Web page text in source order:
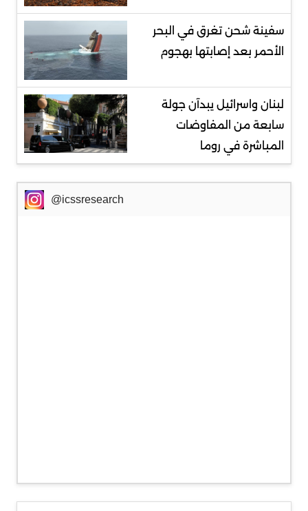
سفينة شحن تغرق في البحر
الأحمر بعد إصابتها بهجوم
لبنان واسرائيل يبدآن جولة
سابعة من المفاوضات
المباشرة في روما
@icssresearch